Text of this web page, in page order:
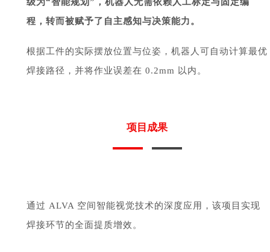
级为“智能规划”，机器人无需依赖人工标定与固定编
程，转而被赋予了自主感知与决策能力。
根据工件的实际摆放位置与位姿，机器人可自动计算最优
焊接路径，并将作业误差在 0.2mm 以内。
项目成果
通过 ALVA 空间智能视觉技术的深度应用，该项目实现
焊接环节的全面提质增效。